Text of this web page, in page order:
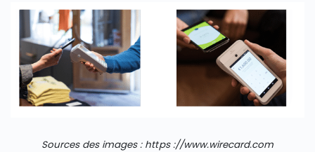
Sources des images : https ://www.wirecard.com